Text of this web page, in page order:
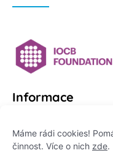
Máme rádi cookies!
činnost. Více o nich zde.
Informace
Platformu Zeptej